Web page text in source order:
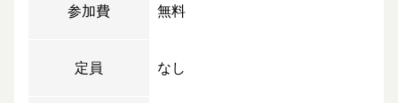
参加費 無料
定員 なし